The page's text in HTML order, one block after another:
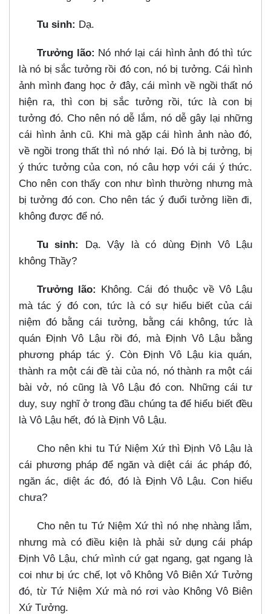
Tu sinh: Dạ.
Trưởng lão: Nó nhớ lại cái hình ảnh đó thì tức
là nó bị sắc tưởng rồi đó con, nó bị tưởng. Cái hình
ảnh mình đang học ở đây, cái mình về ngồi thất nó
hiện ra, thì con bị sắc tưởng rồi, tức là con bị
tưởng đó. Cho nên nó dễ lắm, nó dễ gây lại những
cái hình ảnh cũ. Khi mà gặp cái hình ảnh nào đó,
về ngồi trong thất thì nó nhớ lại. Đó là bị tưởng, bị
ý thức tưởng của con, nó câu hợp với cái ý thức.
Cho nên con thấy con như bình thường nhưng mà
bị tưởng đó con. Cho nên tác ý đuổi tưởng liền đi,
không được để nó.
Tu sinh:
Dạ. Vậy là có dùng Định Vô Lậu
không Thầy?
Trưởng lão: Không. Cái đó thuộc về Vô Lậu
mà tác ý đó con, tức là có sự hiểu biết của cái
niệm đó bằng cái tưởng, bằng cái không, tức là
quán Định Vô Lậu rồi đó, mà Định Vô Lậu bằng
phương pháp tác ý. Còn Định Vô Lậu kia quán,
thành ra một cái đề tài của nó, nó thành ra một cái
bài vở, nó cũng là Vô Lậu đó con. Những cái tư
duy, suy nghĩ ở trong đầu chúng ta để hiểu biết đều
là Vô Lậu hết, đó là Định Vô Lậu.
Cho nên khi tu Tứ Niệm Xứ thì Định Vô Lậu là
cái phương pháp để ngăn và diệt cái ác pháp đó,
ngăn ác, diệt ác đó, đó là Định Vô Lậu. Con hiểu
chưa?
Cho nên tu Tứ Niệm Xứ thì nó nhẹ nhàng lắm,
nhưng mà có điều kiện là phải sử dụng cái pháp
Định Vô Lậu, chứ mình cứ gạt ngang, gạt ngang là
coi như bị ức chế, lọt vô Không Vô Biên Xứ Tưởng
đó, từ Tứ Niệm Xứ mà nó rơi vào Không Vô Biên
Xứ Tưởng.